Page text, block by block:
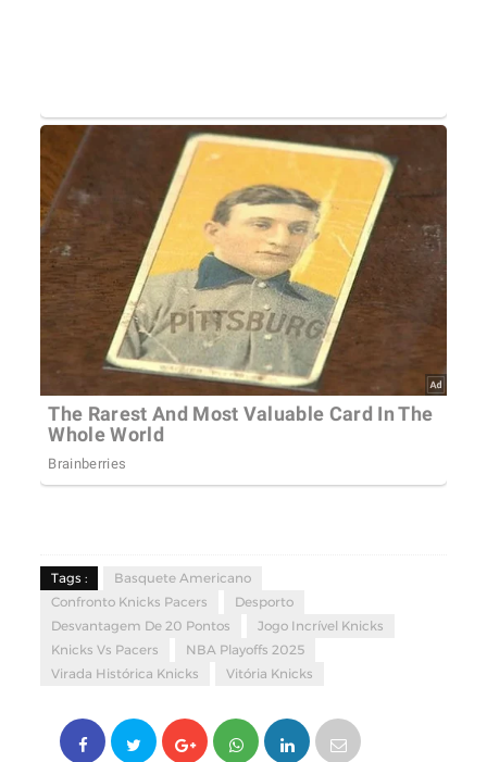
Tags :
Basquete Americano
Confronto Knicks Pacers
Desporto
Desvantagem De 20 Pontos
Jogo Incrível Knicks
Knicks Vs Pacers
NBA Playoffs 2025
Virada Histórica Knicks
Vitória Knicks